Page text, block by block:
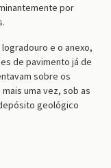
por
e o anexo,
de pavimento já de
sobre os
uma vez, sob as
geológico